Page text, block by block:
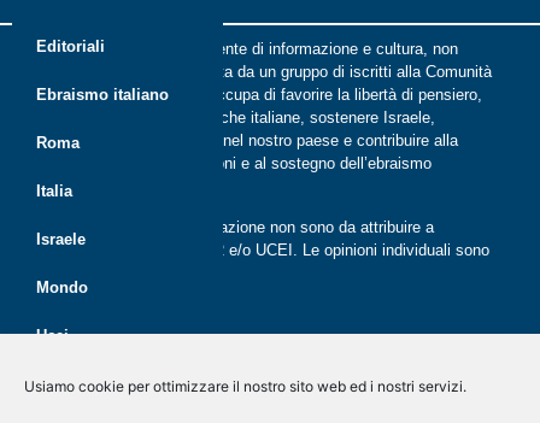
Usiamo cookie per ottimizzare il nostro sito web ed i nostri servizi.
Editoriali
Ebraismo italiano
Roma
Italia
Israele
Mondo
Ucei
CER
Riflessi è una rivista indipendente di informazione e cultura, non
periodica, digitale e on line nata da un gruppo di iscritti alla Comunità
ebraica di Roma. Riflessi si occupa di favorire la libertà di pensiero,
il dialogo tra le comunità ebraiche italiane, sostenere Israele,
promuovere la cultura ebraica nel nostro paese e contribuire alla
crescita delle nuove generazioni e al sostegno dell’ebraismo
italiano.
Le opinioni espresse dalla redazione non sono da attribuire a
nessuna lista presente in CER e/o UCEI. Le opinioni individuali sono